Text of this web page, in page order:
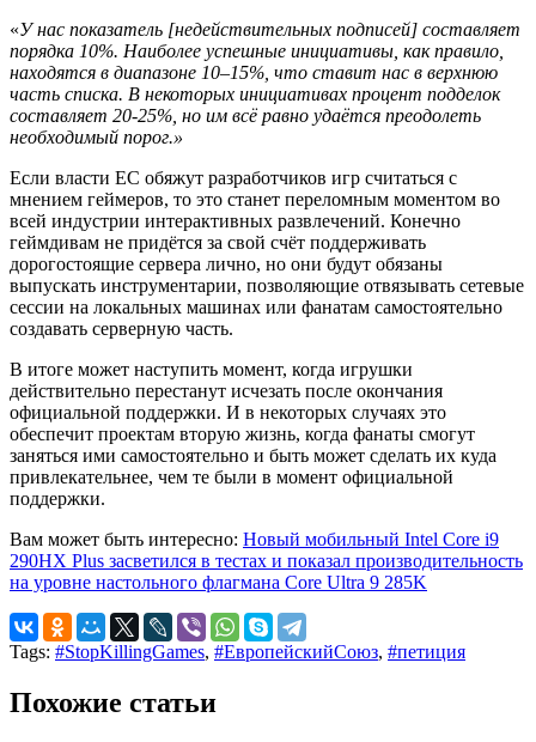
«У нас показатель [недействительных подписей] составляет
порядка 10%. Наиболее успешные инициативы, как правило,
находятся в диапазоне 10–15%, что ставит нас в верхнюю
часть списка. В некоторых инициативах процент подделок
составляет 20-25%, но им всё равно удаётся преодолеть
необходимый порог.»
Если власти ЕС обяжут разработчиков игр считаться с
мнением геймеров, то это станет переломным моментом во
всей индустрии интерактивных развлечений. Конечно
геймдивам не придётся за свой счёт поддерживать
дорогостоящие сервера лично, но они будут обязаны
выпускать инструментарии, позволяющие отвязывать сетевые
сессии на локальных машинах или фанатам самостоятельно
создавать серверную часть.
В итоге может наступить момент, когда игрушки
действительно перестанут исчезать после окончания
официальной поддержки. И в некоторых случаях это
обеспечит проектам вторую жизнь, когда фанаты смогут
заняться ими самостоятельно и быть может сделать их куда
привлекательнее, чем те были в момент официальной
поддержки.
Вам может быть интересно: Новый мобильный Intel Core i9
290HX Plus засветился в тестах и показал производительность
на уровне настольного флагмана Core Ultra 9 285K
Tags: #StopKillingGames, #ЕвропейскийСоюз, #петиция
Похожие статьи